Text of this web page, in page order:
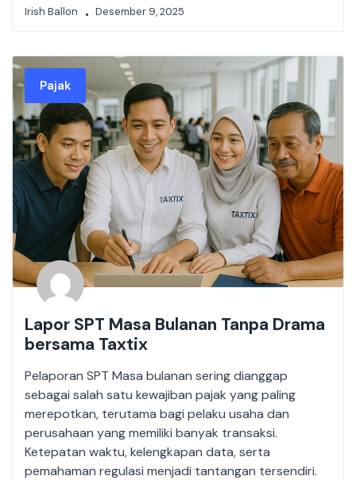
Irish Ballon Desember 9, 2025
Pajak
Lapor SPT Masa Bulanan Tanpa Drama
bersama Taxtix
Pelaporan SPT Masa bulanan sering dianggap
sebagai salah satu kewajiban pajak yang paling
merepotkan, terutama bagi pelaku usaha dan
perusahaan yang memiliki banyak transaksi.
Ketepatan waktu, kelengkapan data, serta
pemahaman regulasi menjadi tantangan tersendiri.